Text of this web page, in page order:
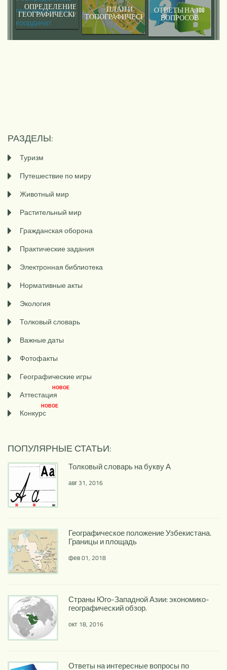
ОПРЕДЕЛЕНИЕ
ГЕОГРАФИЧЕСКИХ
КООРДИНАТ
ПЛАН И
ТОПОГРАФИЧЕСКИЕ
КАРТЫ
ОТВЕТЫ НА 100
ВОПРОСОВ
РАЗДЕЛЫ:
Туризм
Путешествие по миру
Животный мир
Растительный мир
Гражданская оборона
Практические задания
Электронная библиотека
Нормативные акты
Экология
Толковый словарь
Важные даты
Фотофакты
Географические игры
Аттестация
НОВОЕ
Конкурс
НОВОЕ
ПОПУЛЯРНЫЕ СТАТЬИ:
Толковый словарь на букву А
авг 31, 2016
Географическое положение Узбекистана.
Границы и площадь
фев 01, 2018
Страны Юго-Западной Азии: экономико-
географический обзор.
окт 18, 2016
Ответы на интересные вопросы по